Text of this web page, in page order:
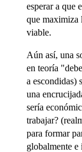
esperar a que
que maximiza
viable.
Aún así, una
en teoría
a escondidas)
una
sería
trabajar?
para formar
globalmente e